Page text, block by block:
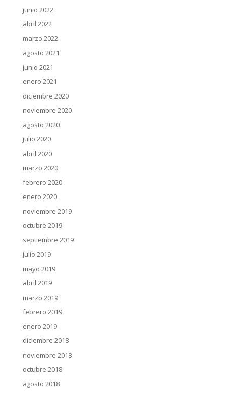
junio 2022
abril 2022
marzo 2022
agosto 2021
junio 2021
enero 2021
diciembre 2020
noviembre 2020
agosto 2020
julio 2020
abril 2020
marzo 2020
febrero 2020
enero 2020
noviembre 2019
octubre 2019
septiembre 2019
julio 2019
mayo 2019
abril 2019
marzo 2019
febrero 2019
enero 2019
diciembre 2018
noviembre 2018
octubre 2018
agosto 2018